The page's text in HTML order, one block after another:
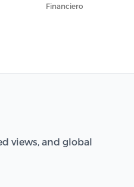
Financiero
views, and global